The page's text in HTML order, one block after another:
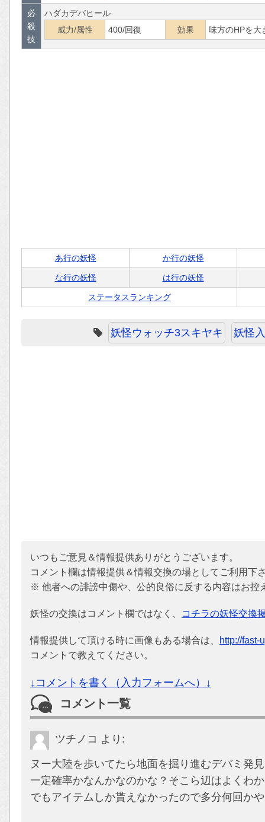
必
殺
技
ハダカデバヒール
威力/属性
400/回復 効果 味方のHPを大
あ行の妖怪 か行の妖怪
な行の妖怪 は行の妖怪
ステータスランキング
妖怪ウォッチ3スキヤキ 妖怪
いつもご意見＆情報提供ありがとうございます。
コメント欄は情報提供＆情報交換の場としてご利用下
※ 他者への誹謗中傷や、公的良俗に反する内容はお控
妖怪の交換はコメント欄ではなく、 コチラの妖怪交換
情報提供して頂ける時に画像もある場合は、
http://fast-
コメントで教えてください。
↓コメントを書く（入力フォームへ）↓
コメント一覧
ツチノコ より:
ヌー大陸を歩いてたら地面を掘り進むデバミ発
一定確率かなんかなのかな？そこら辺はよくわ
でもアイテムしか貰えなかったので多分何回か